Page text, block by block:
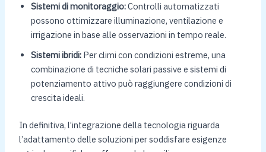
Sistemi di monitoraggio:Controlli automatizzati
possono ottimizzare illuminazione, ventilazione e
irrigazione in base alle osservazioni in tempo reale.
Sistemi ibridi:Per climi con condizioni estreme, una
combinazione di tecniche solari passive e sistemi di
potenziamento attivo può raggiungere condizioni di
crescita ideali.
In definitiva, l’integrazione della tecnologia riguarda
l’adattamento delle soluzioni per soddisfare esigenze